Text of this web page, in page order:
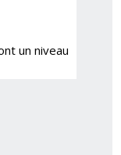
un niveau